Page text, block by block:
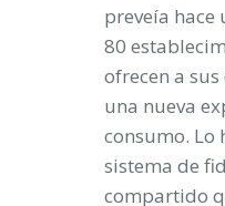
preveía hace
80
ofrecen a
una nueva
consumo. Lo
sistema de
compartido